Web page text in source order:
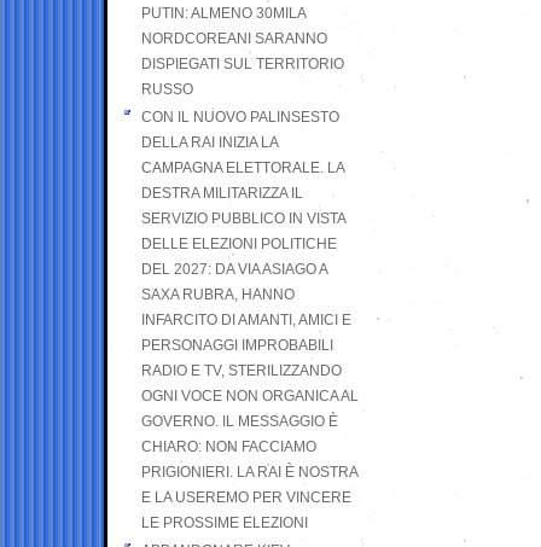
PUTIN: ALMENO 30MILA
NORDCOREANI SARANNO
DISPIEGATI SUL TERRITORIO
RUSSO
CON IL NUOVO PALINSESTO
DELLA RAI INIZIA LA
CAMPAGNA ELETTORALE. LA
DESTRA MILITARIZZA IL
SERVIZIO PUBBLICO IN VISTA
DELLE ELEZIONI POLITICHE
DEL 2027: DA VIA ASIAGO A
SAXA RUBRA, HANNO
INFARCITO DI AMANTI, AMICI E
PERSONAGGI IMPROBABILI
RADIO E TV, STERILIZZANDO
OGNI VOCE NON ORGANICA AL
GOVERNO. IL MESSAGGIO È
CHIARO: NON FACCIAMO
PRIGIONIERI. LA RAI È NOSTRA
E LA USEREMO PER VINCERE
LE PROSSIME ELEZIONI